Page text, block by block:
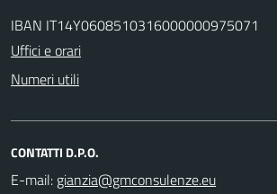
IBAN IT14Y0608510316000000975071
Uffici e orari
Numeri utili
CONTATTI D.P.O.
E-mail: